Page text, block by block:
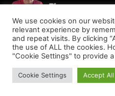
© Copyright 2023 - Blog Do Marcos Lima - Todos os
We use cookies on our
relevant experience by
and repeat visits. By clicking
the use of ALL the cookies.
"Cookie Settings" to provide
Cookie Settings Accept All